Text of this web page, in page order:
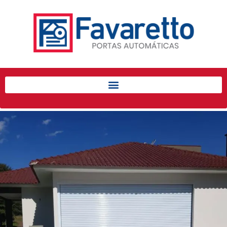
Início
Porta de Enrolar Automática
Automatizadores
Acessórios Para Portas de
Pintura eletrostática
Portfólio
Contato